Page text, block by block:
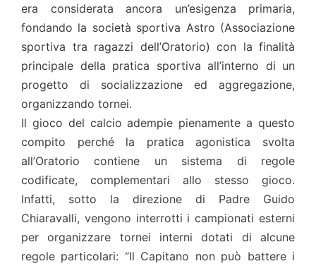
era considerata ancora un’esigenza primaria,
fondando la società sportiva Astro (Associazione
sportiva tra ragazzi dell’Oratorio) con la finalità
principale della pratica sportiva all’interno di un
progetto di socializzazione ed aggregazione,
organizzando tornei.
Il gioco del calcio adempie pienamente a questo
compito perché la pratica agonistica svolta
all’Oratorio contiene un sistema di regole
codificate, complementari allo stesso gioco.
Infatti, sotto la direzione di Padre Guido
Chiaravalli, vengono interrotti i campionati esterni
per organizzare tornei interni dotati di alcune
regole particolari: “Il Capitano non può battere i